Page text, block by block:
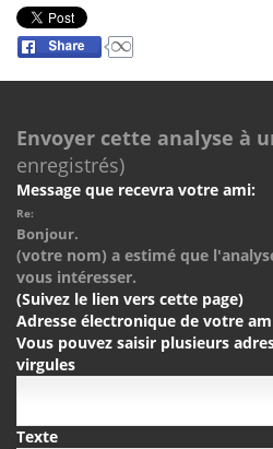
Envoyer cette analyse à
enregistrés)
Message que recevra votre ami:
Re:
Bonjour.
(votre nom) a estimé que
vous intéresser.
(Suivez le lien vers cette page)
Adresse électronique de votre
Vous pouvez saisir plusieurs
virgules
Texte